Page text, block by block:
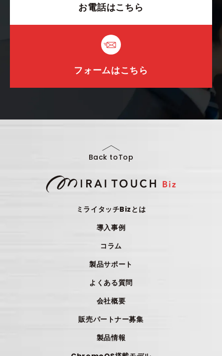
お電話はこちら
フォームはこちら
Back toTop
ミライタッチBizとは
導入事例
コラム
製品サポート
よくある質問
会社概要
販売パートナー募集
製品情報